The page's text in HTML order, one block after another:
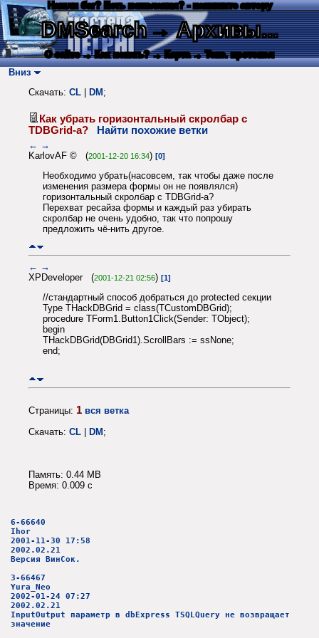
Нашли баг? Есть пожелания? - напишите автору
DMSearch→ Архивы...
О сайте → Как искать? → Карта → Текс. протокол
Вниз
Скачать: CL DM ;
Как убрать горизонтальный скролбар с
TDBGrid-а?
Найти похожие ветки
← →
KarlovAF © (2001-12-20 16:34) [0]
Необходимо убрать(насовсем, так чтобы даже после
изменения размера формы он не появлялся)
горизонтальный скролбар с TDBGrid-а?
Перехват ресайза формы и каждый раз убирать
скролбар не очень удобно, так что попрошу
предложить чё-нить другое.
← →
XPDeveloper (2001-12-21 02:56) [1]
//стандартный способ добраться до protected секции
Type THackDBGrid = class(TCustomDBGrid);
procedure TForm1.Button1Click(Sender: TObject);
begin
THackDBGrid(DBGrid1).ScrollBars := ssNone;
end;
Страницы: 1 вся ветка
Скачать: CL DM ;
Память: 0.44 MB
Время: 0.009 c
6-66640
Ihor
2001-11-30 17:58
2002.02.21
Версия ВинСок.
3-66467
Yura_Neo
2002-01-24 07:27
2002.02.21
InputOutput параметр в dbExpress TSQLQuery не возвращает
значение